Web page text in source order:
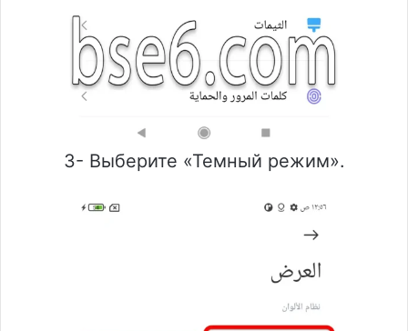
3- Выберите «Темный режим».